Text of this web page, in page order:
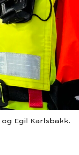
Egil Karlsbakk.